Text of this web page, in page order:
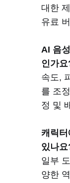
대한
유료
AI 음
인가요
속도,
를 조
정 및
캐릭
있나요
일부
양한